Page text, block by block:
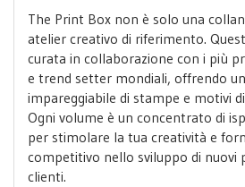
The Print Box non è solo una
atelier creativo di riferimento.
curata in collaborazione con i più
e trend setter mondiali, offrendo
impareggiabile di stampe e motivi
Ogni volume è un concentrato di
per stimolare la tua creatività e
competitivo nello sviluppo di nuovi
clienti.